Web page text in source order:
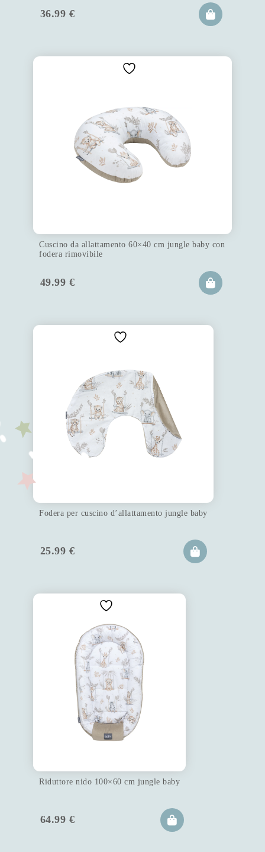
36.99 €
Cuscino da allattamento 60×40 cm jungle baby con
fodera rimovibile
49.99 €
Fodera per cuscino d’allattamento jungle baby
25.99 €
Riduttore nido 100×60 cm jungle baby
64.99 €